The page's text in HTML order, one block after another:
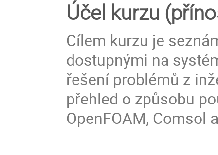
Účel kurzu
Cílem kurzu je
dostupnými na
řešení problémů z
přehled o způsobu
OpenFOAM, Comsol